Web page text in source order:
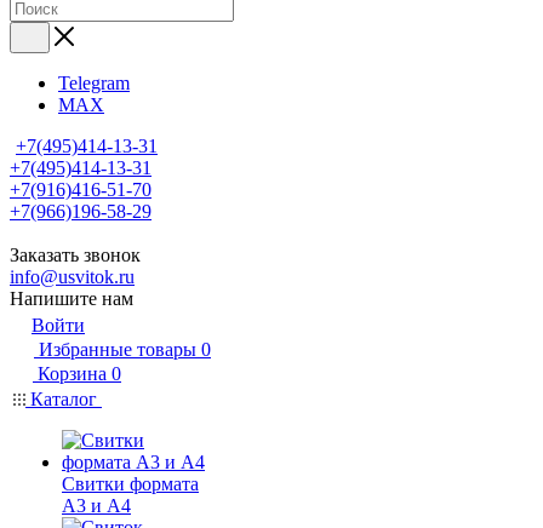
Telegram
MAX
+7(495)414-13-31
+7(495)414-13-31
+7(916)416-51-70
+7(966)196-58-29
Заказать звонок
info@usvitok.ru
Напишите нам
Войти
Избранные товары 0
Корзина 0
Каталог
Свитки формата
А3 и А4